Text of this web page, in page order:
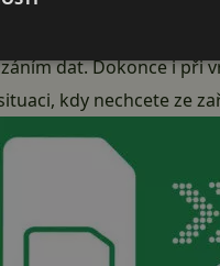
(tzv. profilu) je
dat. Dokonce i při
kdy nechcete ze